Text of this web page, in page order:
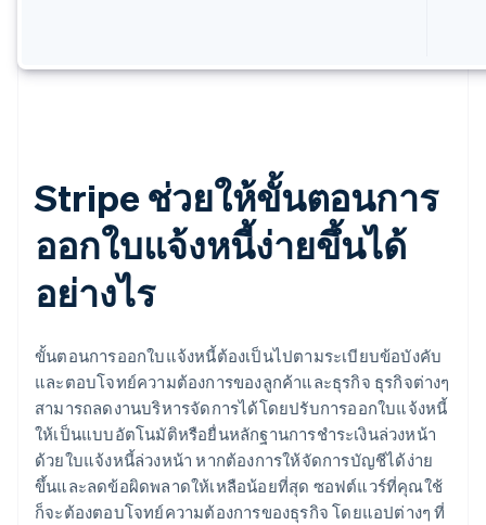
Stripe ช่วยให้ขั้นตอนการ
ออกใบแจ้งหนี้ง่ายขึ้นได้
อย่างไร
ขั้นตอนการออกใบแจ้งหนี้ต้องเป็นไปตามระเบียบข้อบังคับ
และตอบโจทย์ความต้องการของลูกค้าและธุรกิจ ธุรกิจต่างๆ
สามารถลดงานบริหารจัดการได้โดยปรับการออกใบแจ้งหนี้
ให้เป็นแบบอัตโนมัติหรือยื่นหลักฐานการชำระเงินล่วงหน้า
ด้วยใบแจ้งหนี้ล่วงหน้า หากต้องการให้จัดการบัญชีได้ง่าย
ขึ้นและลดข้อผิดพลาดให้เหลือน้อยที่สุด ซอฟต์แวร์ที่คุณใช้
ก็จะต้องตอบโจทย์ความต้องการของธุรกิจ โดยแอปต่างๆ ที่